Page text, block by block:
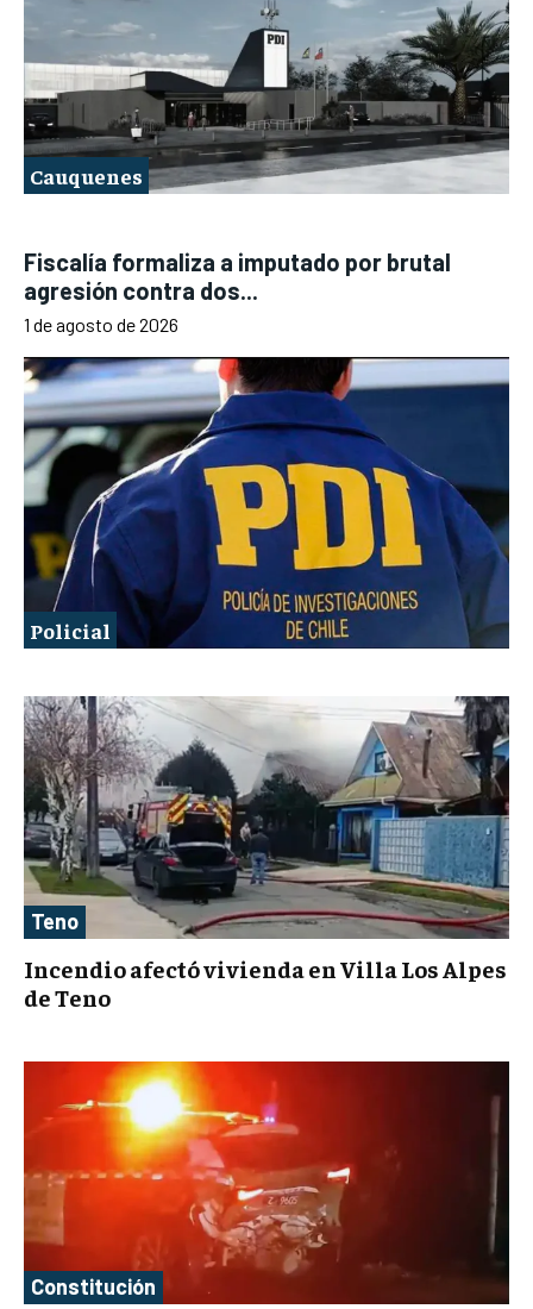
Cauquenes
Fiscalía formaliza a imputado por brutal
agresión contra dos...
1 de agosto de 2026
Policial
Teno
Incendio afectó vivienda en Villa Los Alpes
de Teno
Constitución